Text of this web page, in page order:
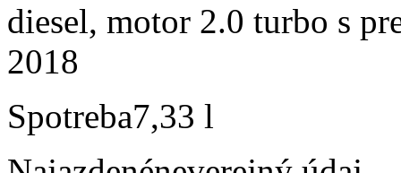
diesel, motor 2.0 turbo s
2018
Spotreba7,33 l